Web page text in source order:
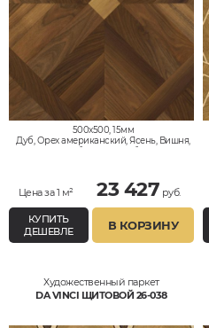
500x500, 15мм
Дуб, Орех американский, Ясень, Вишня,
Цена за 1 м² 23 427 руб.
КУПИТЬ
ДЕШЕВЛЕ
В КОРЗИНУ
Художественный паркет
DA VINCI ЩИТОВОЙ 26-038